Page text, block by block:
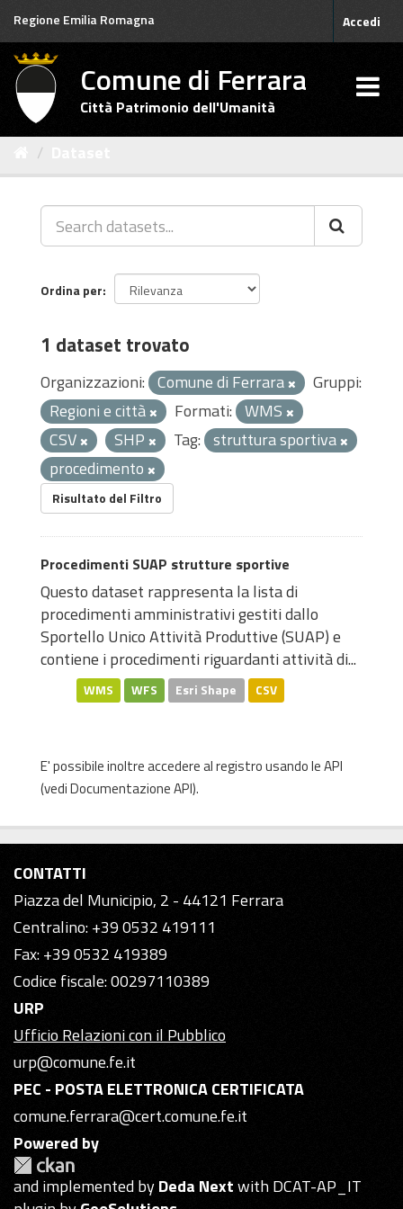
Salta
contenuto
Regione Emilia Romagna Accedi
Comune di Ferrara
Città Patrimonio dell'Umanità
Ordina per
1 dataset trovato
Organizzazioni: Comune di Ferrara
Gruppi:
Regioni e città
Formati: WMS
CSV
SHP Tag: struttura sportiva
procedimento
Risultato del Filtro
Procedimenti SUAP strutture sportive
Questo dataset rappresenta la lista di
procedimenti amministrativi gestiti dallo
Sportello Unico Attività Produttive (SUAP) e
contiene i procedimenti riguardanti attività di...
WMS WFS Esri Shape CSV
E' possibile inoltre accedere al registro usando leAPI
(vediDocumentazione API).
CONTATTI
Piazza del Municipio, 2 - 44121 Ferrara
Centralino: +39 0532 419111
Fax: +39 0532 419389
Codice fiscale: 00297110389
URP
Ufficio Relazioni con il Pubblico
urp@comune.fe.it
PEC - POSTA ELETTRONICA CERTIFICATA
comune.ferrara@cert.comune.fe.it
Powered by
and implemented byDeda Nextwith DCAT-AP_IT